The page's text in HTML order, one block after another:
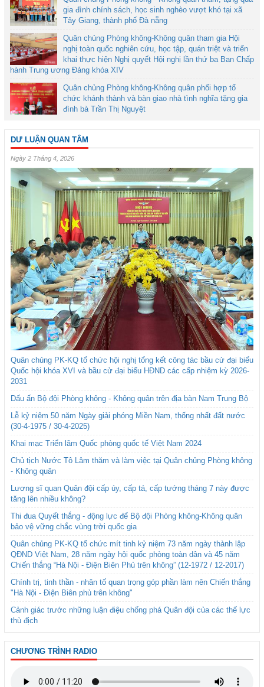
gia đình chính sách, học sinh nghèo vượt khó tại xã
Tây Giang, thành phố Đà nẵng
Quân chủng Phòng không-Không quân tham gia Hội
nghị toàn quốc nghiên cứu, học tập, quán triệt và triển
khai thực hiện Nghị quyết Hội nghị lần thứ ba Ban Chấp
hành Trung ương Đảng khóa XIV
Quân chủng Phòng không-Không quân phối hợp tổ
chức khánh thành và bàn giao nhà tình nghĩa tặng gia
đình bà Trần Thị Nguyệt
DƯ LUẬN QUAN TÂM
Ngày 2 Tháng 4, 2026
Quân chủng PK-KQ tổ chức hội nghị tổng kết công tác bầu cử đại biểu
Quốc hội khóa XVI và bầu cử đại biểu HĐND các cấp nhiệm kỳ 2026-
2031
Dấu ấn Bộ đội Phòng không - Không quân trên địa bàn Nam Trung Bộ
Lễ kỷ niệm 50 năm Ngày giải phóng Miền Nam, thống nhất đất nước
(30-4-1975 / 30-4-2025)
Khai mạc Triển lãm Quốc phòng quốc tế Việt Nam 2024
Chủ tịch Nước Tô Lâm thăm và làm việc tại Quân chủng Phòng không
- Không quân
Lương sĩ quan Quân đội cấp úy, cấp tá, cấp tướng tháng 7 này được
tăng lên nhiều không?
Thi đua Quyết thắng - động lực để Bộ đội Phòng không-Không quân
bảo vệ vững chắc vùng trời quốc gia
Quân chủng PK-KQ tổ chức mít tinh kỷ niệm 73 năm ngày thành lập
QĐND Việt Nam, 28 năm ngày hội quốc phòng toàn dân và 45 năm
Chiến thắng “Hà Nội - Điện Biên Phủ trên không” (12-1972 / 12-2017)
Chính trị, tinh thần - nhân tố quan trọng góp phần làm nên Chiến thắng
"Hà Nội - Điện Biên phủ trên không"
Cảnh giác trước những luận điệu chống phá Quân đội của các thế lực
thù địch
CHƯƠNG TRÌNH RADIO